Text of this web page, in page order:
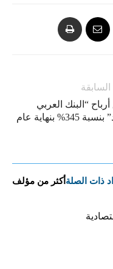
السابقة
أرباح “البنك العربي
المتحد” بنسبة 345% بنهاية عام
ذات الصلة أكثر من مؤلف